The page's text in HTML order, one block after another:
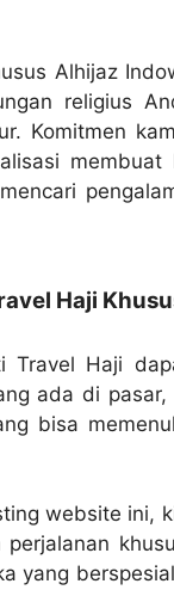
Alhijaz
religius
Komitmen
membuat
Haji
Travel Haji
ada di
bisa
website ini,
yang